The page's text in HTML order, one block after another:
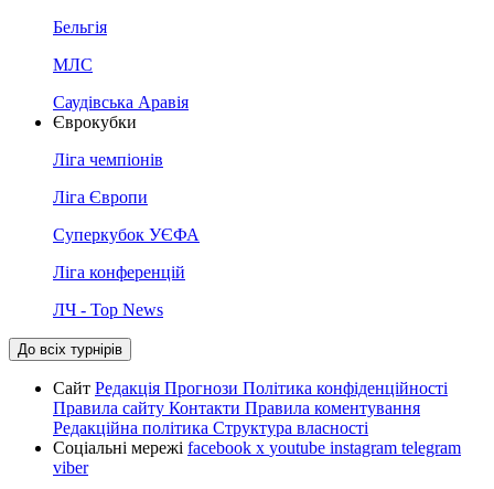
Бельгія
МЛС
Саудівська Аравія
Єврокубки
Ліга чемпіонів
Ліга Європи
Суперкубок УЄФА
Ліга конференцій
ЛЧ - Top News
До всіх турнірів
Сайт Редакція Прогнози Політика конфіденційності
Правила сайту Контакти Правила коментування
Редакційна політика Структура власності
Соціальні мережі facebook x youtube instagram telegram
viber